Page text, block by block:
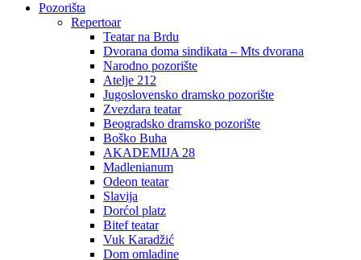
Pozorišta
Repertoar
Teatar na Brdu
Dvorana doma sindikata – Mts dvorana
Narodno pozorište
Atelje 212
Jugoslovensko dramsko pozorište
Zvezdara teatar
Beogradsko dramsko pozorište
Boško Buha
AKADEMIJA 28
Madlenianum
Odeon teatar
Slavija
Dorćol platz
Bitef teatar
Vuk Karadžić
Dom omladine